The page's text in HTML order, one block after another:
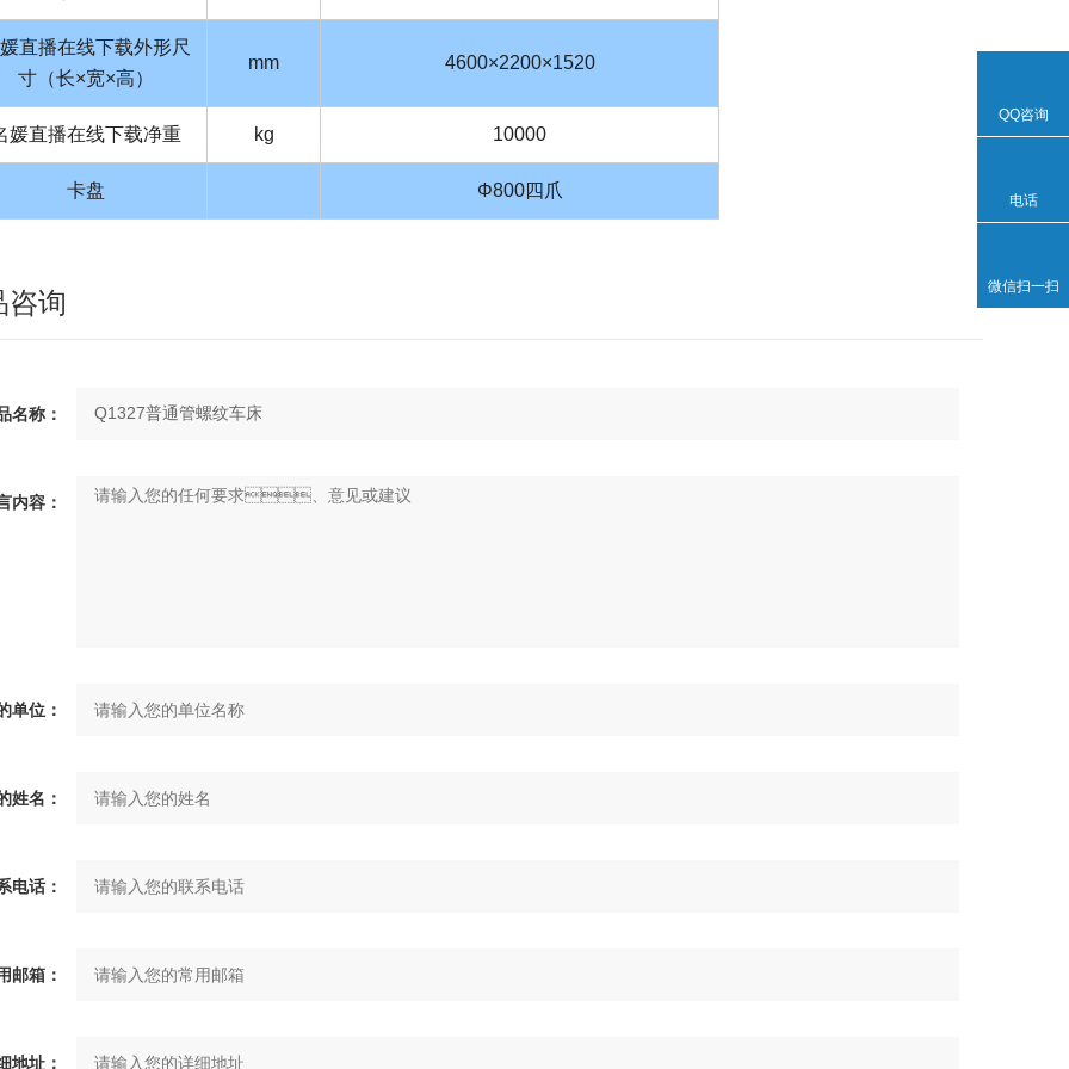
直播在线下载外形尺
寸（长×宽×高）
mm 4600×2200×1520
媛直播在线下载净重 kg 10000
卡盘 Φ800四爪
咨询
称：
内容：
位：
姓名：
话：
箱：
地址：
QQ咨询
电话
微信扫一扫